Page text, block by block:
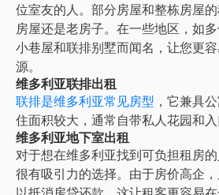
位室友的人。部分房屋和整栋房屋
房屋还是老房子。在一些地区，如
小巷屋和联排别墅而闻名，让您更
源。
维多利亚联排出租
联排是维多利亚常见房型 ，它兼具
住面积较大，通常自带私人花园和入
维多利亚地下室出租
对于想在维多利亚找到可负担租房的
很有吸引力的选择。由于房价高企